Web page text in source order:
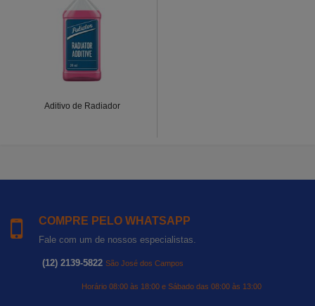
Aditivo de Radiador
COMPRE PELO WHATSAPP
Fale com um de nossos especialistas.
(12) 2139-5822 São José dos Campos
Horário 08:00 às 18:00 e Sábado das 08:00 às 13:00